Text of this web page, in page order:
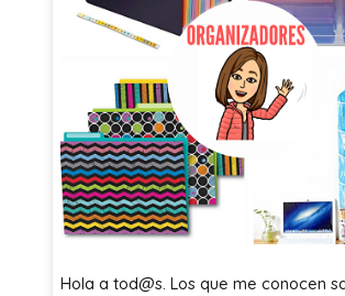
Hola a tod@s. Los que me conocen